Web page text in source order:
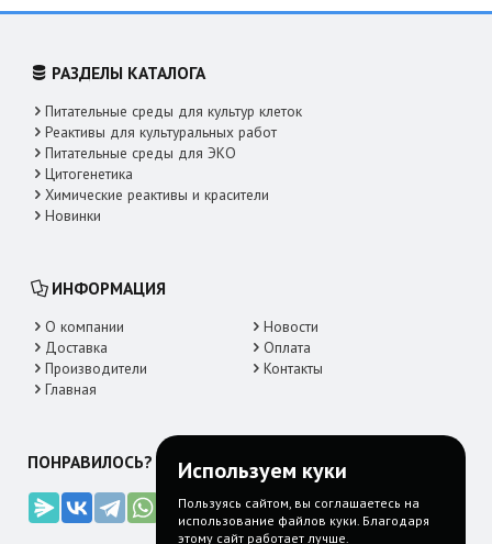
Используем куки
Пользуясь сайтом, вы соглашаетесь на
использование файлов куки. Благодаря
этому сайт работает лучше.
РАЗДЕЛЫ КАТАЛОГА
Питательные среды для культур клеток
Реактивы для культуральных работ
Питательные среды для ЭКО
Цитогенетика
Химические реактивы и красители
Новинки
ИНФОРМАЦИЯ
О компании
Новости
Доставка
Оплата
Производители
Контакты
Главная
ПОНРАВИЛОСЬ? ДЕЛИТЕСЬ!